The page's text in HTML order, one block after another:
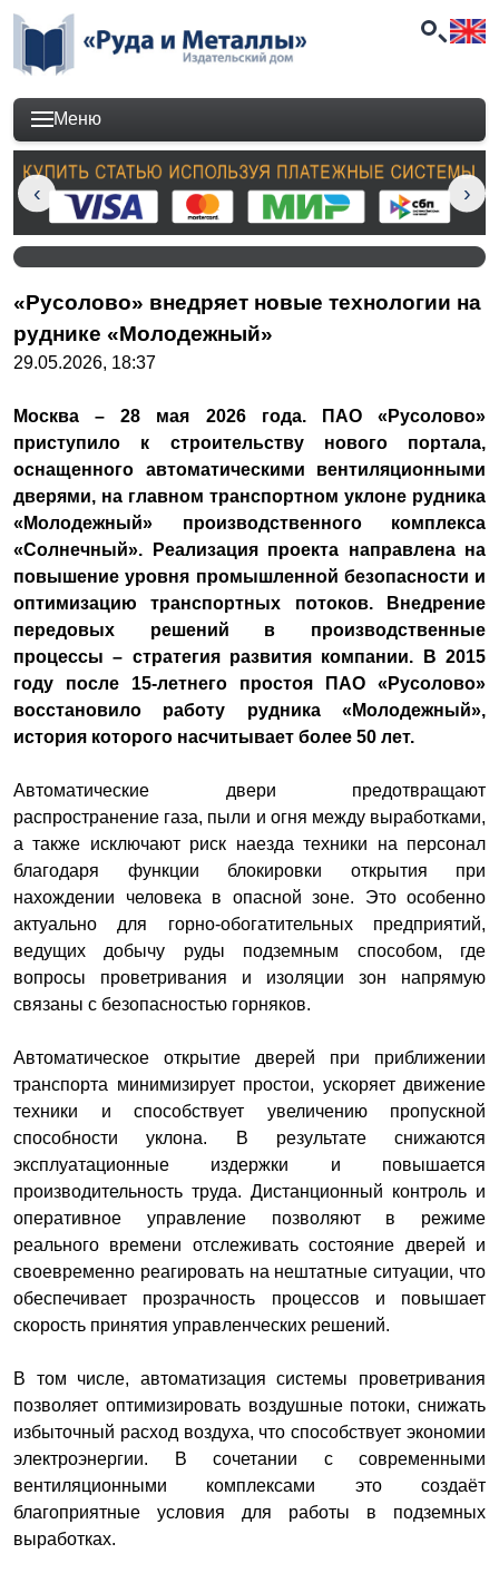
Меню
«Русолово» внедряет новые технологии на
руднике «Молодежный»
29.05.2026, 18:37
Москва – 28 мая 2026 года. ПАО «Русолово»
приступило к строительству нового портала,
оснащенного автоматическими вентиляционными
дверями, на главном транспортном уклоне рудника
«Молодежный» производственного комплекса
«Солнечный». Реализация проекта направлена на
повышение уровня промышленной безопасности и
оптимизацию транспортных потоков. Внедрение
передовых решений в производственные
процессы – стратегия развития компании. В 2015
году после 15-летнего простоя ПАО «Русолово»
восстановило работу рудника «Молодежный»,
история которого насчитывает более 50 лет.
Автоматические двери предотвращают
распространение газа, пыли и огня между выработками,
а также исключают риск наезда техники на персонал
благодаря функции блокировки открытия при
нахождении человека в опасной зоне. Это особенно
актуально для горно-обогатительных предприятий,
ведущих добычу руды подземным способом, где
вопросы проветривания и изоляции зон напрямую
связаны с безопасностью горняков.
Автоматическое открытие дверей при приближении
транспорта минимизирует простои, ускоряет движение
техники и способствует увеличению пропускной
способности уклона. В результате снижаются
эксплуатационные издержки и повышается
производительность труда. Дистанционный контроль и
оперативное управление позволяют в режиме
реального времени отслеживать состояние дверей и
своевременно реагировать на нештатные ситуации, что
обеспечивает прозрачность процессов и повышает
скорость принятия управленческих решений.
В том числе, автоматизация системы проветривания
позволяет оптимизировать воздушные потоки, снижать
избыточный расход воздуха, что способствует экономии
электроэнергии. В сочетании с современными
вентиляционными комплексами это создаёт
благоприятные условия для работы в подземных
выработках.